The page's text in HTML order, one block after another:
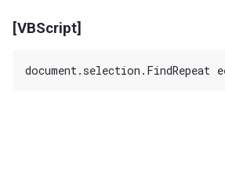
[VBScript]